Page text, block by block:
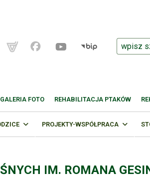
GALERIA FOTO REHABILITACJA PTAKÓW
PROJEKTY-WSPÓŁPRACA
IM. ROMANA